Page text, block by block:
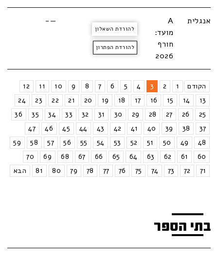
אנגלית
A
מועד:
חורף
2026
להורדת השאלון
להורדת הפתרון
—-
הקודם 1
2
3
4
5
6
7
8
9
10
11
12
13
14
15
16
17
18
19
20
21
22
23
24
25
26
27
28
29
30
31
32
33
34
35
36
37
38
39
40
41
42
43
44
45
46
47
48
49
50
51
52
53
54
55
56
57
58
59
60
61
62
63
64
65
66
67
68
69
70
71
72
73
74
75
76
77
78
79
80
81 הבא
בתי הספר